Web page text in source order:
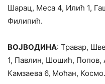
Шарац, Меса 4, Илић 1,
Филипић.
ВОЈВОДИНА: Травар,
1, Павлин, Шошић,
Камзаева 6, Моћан,